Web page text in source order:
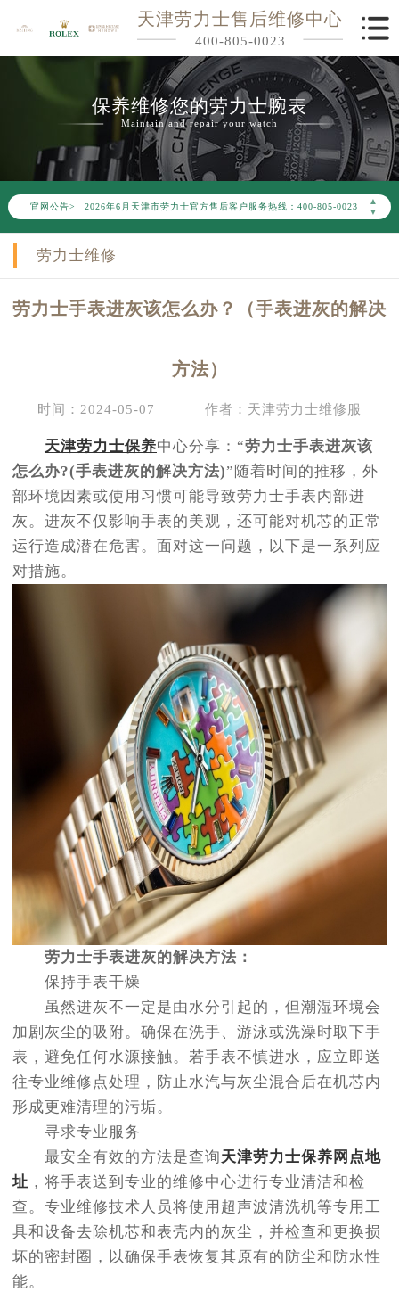
天津劳力士售后维修中心
400-805-0023
保养维修您的劳力士腕表
Maintain and repair your watch
官网公告>
▲
▼
2026年6月劳力士天津市售后服务网络优化升级公告
2026年6月天津市劳力士官方售后客户服务热线：400-805-0023
2026年6月劳力士售后服务中心最新网点地址：
节假日正常营业！
劳力士维修
劳力士手表进灰该怎么办？（手表进灰的解决
方法）
时间：2024-05-07 作者：天津劳力士维修服
天津劳力士保养中心分享：“劳力士手表进灰该
怎么办?(手表进灰的解决方法)”随着时间的推移，外
部环境因素或使用习惯可能导致劳力士手表内部进
灰。进灰不仅影响手表的美观，还可能对机芯的正常
运行造成潜在危害。面对这一问题，以下是一系列应
对措施。
劳力士手表进灰的解决方法：
保持手表干燥
虽然进灰不一定是由水分引起的，但潮湿环境会
加剧灰尘的吸附。确保在洗手、游泳或洗澡时取下手
表，避免任何水源接触。若手表不慎进水，应立即送
往专业维修点处理，防止水汽与灰尘混合后在机芯内
形成更难清理的污垢。
寻求专业服务
最安全有效的方法是查询天津劳力士保养网点地
址 ，将手表送到专业的维修中心进行专业清洁和检
查。专业维修技术人员将使用超声波清洗机等专用工
具和设备去除机芯和表壳内的灰尘，并检查和更换损
坏的密封圈，以确保手表恢复其原有的防尘和防水性
能。